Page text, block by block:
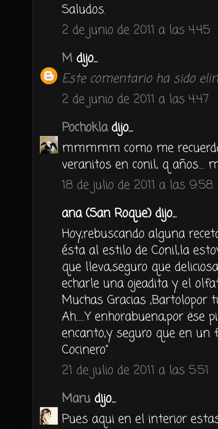
Saludos.
2 de junio de 2011 a las 4:45
M dijo...
Este comentario ha sido
2 de junio de 2011 a las 4:47
Pochokladijo...
mmmmm como me
veranitos en conil, q años....
18 de julio de 2011 a las 9:58
ana (San Roque) dijo...
Hoy,rebuscando alguna
ésta al estilo de Conil,la
que lleva,seguro que
echarle una ojeadita y el
Muchas Gracias ,Bartolopor
Ah......Y enhorabuena,por ëse
encanto,y seguro que en un
Cocinero"
21 de julio de 2011 a las 5:51
Maru dijo...
Pues aqui en el interior